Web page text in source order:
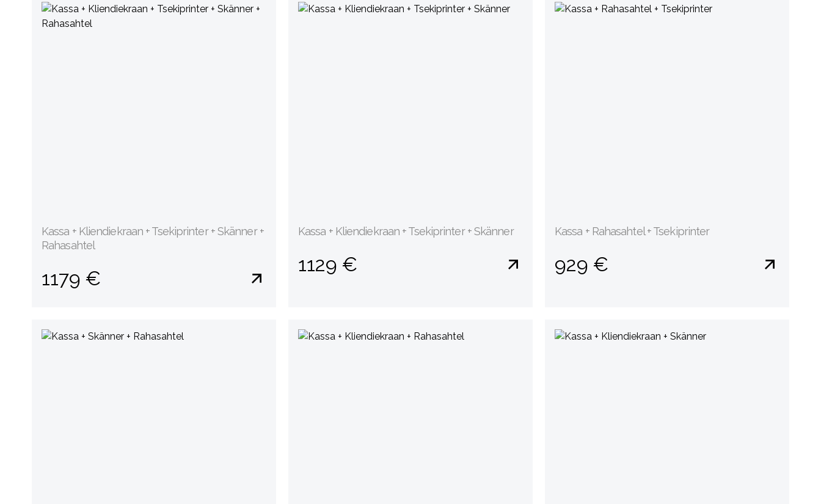
Kassa + Kliendiekraan + Tsekiprinter + Skänner +
Rahasahtel
1179 €
Kassa + Kliendiekraan + Tsekiprinter + Skänner
1129 €
Kassa + Rahasahtel + Tsekiprinter
929 €